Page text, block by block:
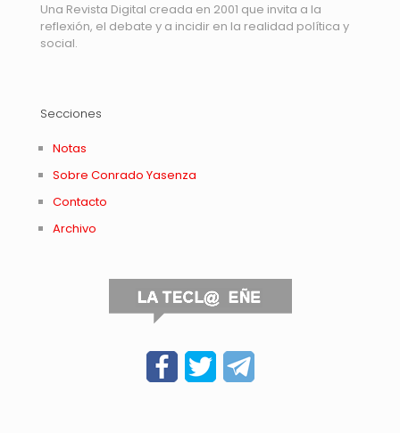
Una Revista Digital creada en 2001 que invita a la
reflexión, el debate y a incidir en la realidad política y
social.
Secciones
Notas
Sobre Conrado Yasenza
Contacto
Archivo